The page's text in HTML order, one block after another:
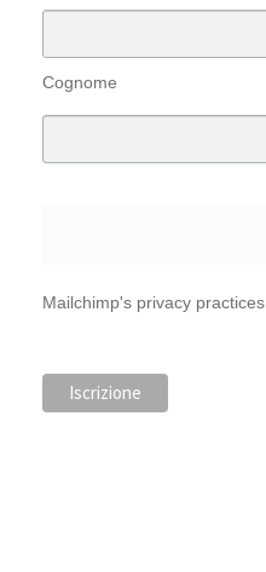
Cognome
Mailchimp's privacy practices